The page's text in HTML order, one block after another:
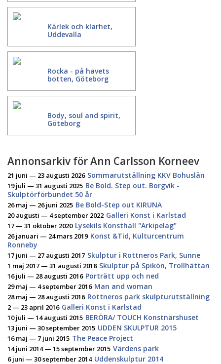
Kärlek och klarhet,
Uddevalla
Rocka - på havets
botten, Göteborg
Body, soul and spirit,
Göteborg
Annonsarkiv för Ann Carlsson Korneev
21 juni — 23 augusti 2026 Sommarutställning KKV Bohuslän
19 juli — 31 augusti 2025 Be Bold. Step out. Borgvik -
Skulptörförbundet 50 år
26 maj — 26 juni 2025 Be Bold-Step out KIRUNA
20 augusti — 4 september 2022 Galleri Konst i Karlstad
17 — 31 oktober 2020 Lysekils Konsthall "Arkipelag"
26 januari — 24 mars 2019 Konst &Tid, Kulturcentrum
Ronneby
17 juni — 27 augusti 2017 Skulptur i Rottneros Park, Sunne
1 maj 2017 — 31 augusti 2018 Skulptur på Spikön, Trollhättan
16 juli — 28 augusti 2016 Porträtt upp och ned
29 maj — 4 september 2016 Man and woman
28 maj — 28 augusti 2016 Rottneros park skulpturutställning
2 — 23 april 2016 Galleri Konst i Karlstad
10 juli — 14 augusti 2015 BERÖRA/ TOUCH Konstnärshuset
13 juni — 30 september 2015 UDDEN SKULPTUR 2015
16 maj — 7 juni 2015 The Peace Project
14 juni 2014 — 15 september 2015 Värdens park
6 juni — 30 september 2014 Uddenskulptur 2014